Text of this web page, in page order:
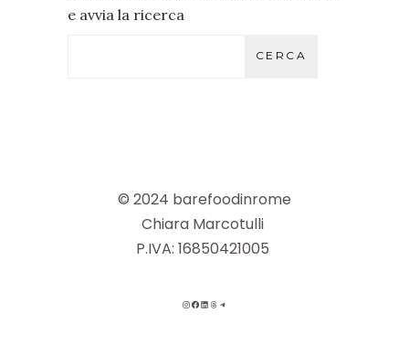
e avvia la ricerca
CERCA
© 2024 barefoodinrome
Chiara Marcotulli
P.IVA: 16850421005
INSTAGRAM
FACEBOOK
LINKEDIN
THREADS
TELEGRAM